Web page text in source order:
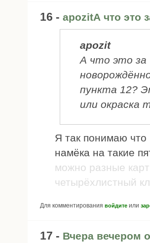
16 - apozitА что это
apozit
А что это за
пункта 12?
или окраска
Я так понимаю что
намёка на такие
можно разные
четырёхлистный
Для комментирования войдите или
17 - Вчера вечером